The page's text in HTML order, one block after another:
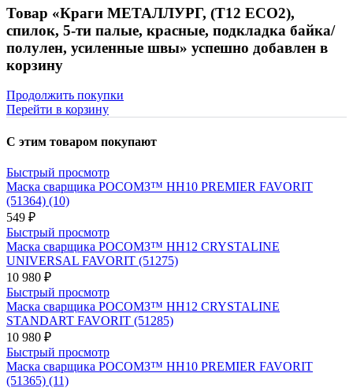
Товар «Краги МЕТАЛЛУРГ, (T12 ECO2),
спилок, 5-ти палые, красные, подкладка байка/
полулен, усиленные швы» успешно добавлен в
корзину
Продолжить покупки
Перейти в корзину
С этим товаром покупают
Быстрый просмотр
Маска сварщика РОСОМЗ™ НН10 PREMIER FAVORIT
(51364) (10)
549 ₽
Быстрый просмотр
Маска сварщика РОСОМЗ™ НН12 CRYSTALINE
UNIVERSAL FAVORIT (51275)
10 980 ₽
Быстрый просмотр
Маска сварщика РОСОМЗ™ НН12 CRYSTALINE
STANDART FAVORIT (51285)
10 980 ₽
Быстрый просмотр
Маска сварщика РОСОМЗ™ НН10 PREMIER FAVORIT
(51365) (11)